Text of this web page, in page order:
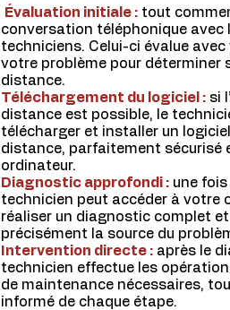
Évaluation initiale : tout
conversation téléphonique avec
techniciens. Celui-ci évalue
votre problème pour déterminer
distance.
Téléchargement du logiciel : si
distance est possible, le
télécharger et installer un
distance, parfaitement sécurisé
ordinateur.
Diagnostic approfondi : une
technicien peut accéder à votre
réaliser un diagnostic complet
précisément la source du
Intervention directe : après le
technicien effectue les
de maintenance nécessaires,
informé de chaque étape.